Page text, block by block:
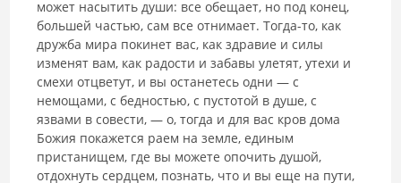
может насытить души: все обещает, но под конец,
большей частью, сам все отнимает. Тогда-то, как
дружба мира покинет вас, как здравие и силы
изменят вам, как радости и забавы уле­тят, утехи и
смехи отцветут, и вы останетесь одни — с
немощами, с бед­ностью, с пустотой в душе, с
язвами в совести, — о, тогда и для вас кров дома
Божия покажется раем на земле, единым
пристанищем, где вы можете опочить душой,
отдохнуть сердцем, познать, что и вы еще на пути,